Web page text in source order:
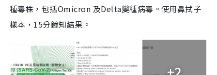
種毒株，包括Omicron 及Delta變種病毒。使用鼻拭子
樣本，15分鐘知結果。